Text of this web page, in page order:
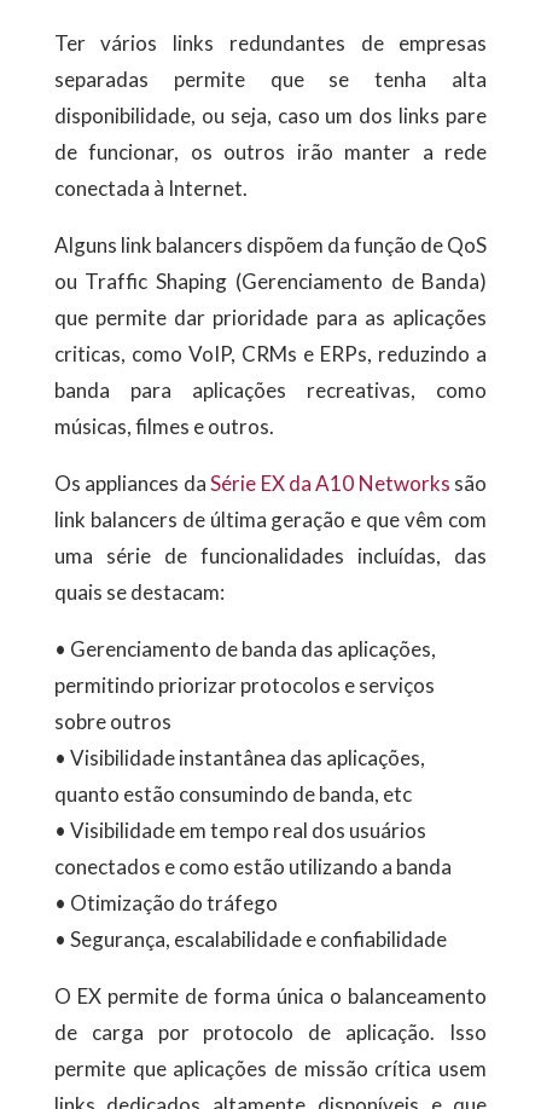
Ter vários links redundantes de empresas
separadas permite que se tenha alta
disponibilidade, ou seja, caso um dos links pare
de funcionar, os outros irão manter a rede
conectada à Internet.
Alguns link balancers dispõem da função de QoS
ou Traffic Shaping (Gerenciamento de Banda)
que permite dar prioridade para as aplicações
criticas, como VoIP, CRMs e ERPs, reduzindo a
banda para aplicações recreativas, como
músicas, filmes e outros.
Os appliances daSérie EX da A10 Networks são
link balancers de última geração e que vêm com
uma série de funcionalidades incluídas, das
quais se destacam:
• Gerenciamento de banda das aplicações,
permitindo priorizar protocolos e serviços
sobre outros
• Visibilidade instantânea das aplicações,
quanto estão consumindo de banda, etc
• Visibilidade em tempo real dos usuários
conectados e como estão utilizando a banda
• Otimização do tráfego
• Segurança, escalabilidade e confiabilidade
O EX permite de forma única o balanceamento
de carga por protocolo de aplicação. Isso
permite que aplicações de missão crítica usem